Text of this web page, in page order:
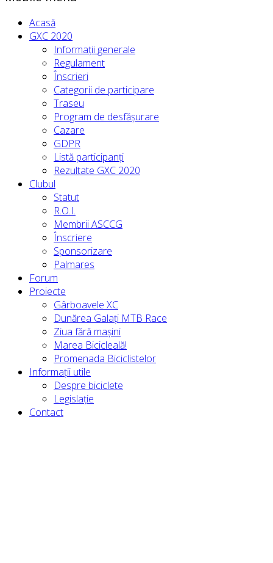
Acasă
GXC 2020
Informații generale
Regulament
Înscrieri
Categorii de participare
Traseu
Program de desfășurare
Cazare
GDPR
Listă participanți
Rezultate GXC 2020
Clubul
Statut
R.O.I.
Membrii ASCCG
Înscriere
Sponsorizare
Palmares
Forum
Proiecte
Gârboavele XC
Dunărea Galați MTB Race
Ziua fără mașini
Marea Bicicleală!
Promenada Biciclistelor
Informații utile
Despre biciclete
Legislație
Contact